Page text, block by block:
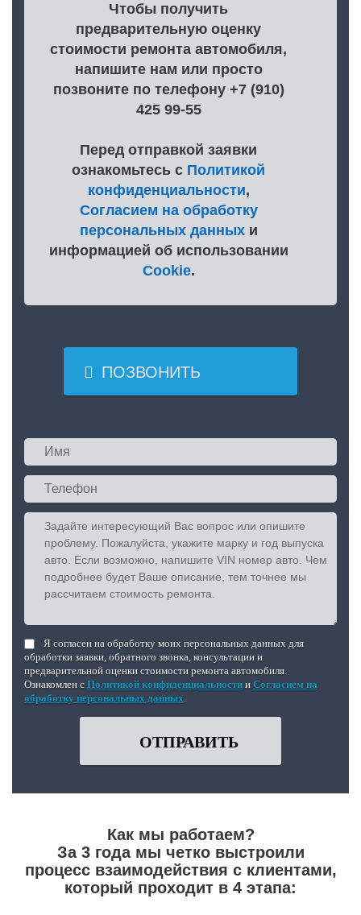
Чтобы получить
предварительную оценку
стоимости ремонта автомобиля,
напишите нам или просто
позвоните по телефону +7 (910)
425 99-55
Перед отправкой заявки
ознакомьтесь с Политикой
конфиденциальности,
Согласием на обработку
персональных данныхи
информацией об использовании
Cookie.
 ПОЗВОНИТЬ
Я согласен на обработку моих персональных данных для
обработки заявки, обратного звонка, консультации и
предварительной оценки стоимости ремонта автомобиля.
Ознакомлен с Политикой конфиденциальности и Согласием на
обработку персональных данных.
ОТПРАВИТЬ
Как мы работаем?
За 3 года мы четко выстроили
процесс взаимодействия с клиентами,
который проходит в 4 этапа: